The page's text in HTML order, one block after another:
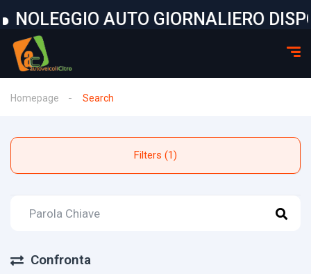
AUTO GIORNALIERO DISPONIBILE
Homepage Search
Filters (1)
Confronta